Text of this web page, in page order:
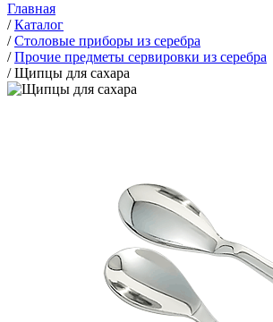
Главная
/Каталог
/Столовые приборы из серебра
/Прочие предметы сервировки из серебра
/Щипцы для сахара